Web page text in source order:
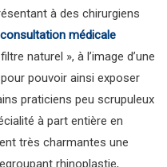
à des chirurgiens
consultation médicale
naturel », à l’image d’une
pouvoir ainsi exposer
praticiens peu scrupuleux
à part entière en
très charmantes une
rhinoplastie,